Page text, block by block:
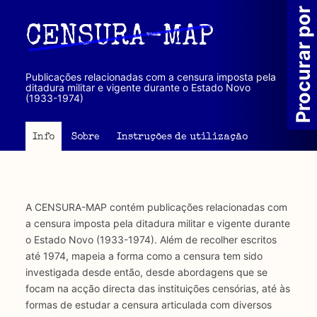
principal
CENSURA-MAP
Publicações relacionadas com a censura imposta pela
ditadura militar e vigente durante o Estado Novo
(1933-1974)
Info Sobre Instruções de utilização
A CENSURA-MAP contém publicações relacionadas com
a censura imposta pela ditadura militar e vigente durante
o Estado Novo (1933-1974). Além de recolher escritos
até 1974, mapeia a forma como a censura tem sido
investigada desde então, desde abordagens que se
focam na acção directa das instituições censórias, até às
formas de estudar a censura articulada com diversos
Procurar por